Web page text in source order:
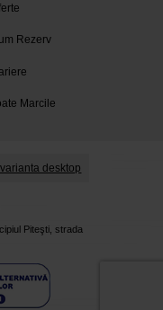
Rezerv
Marcile
desktop
Piteşti, strada